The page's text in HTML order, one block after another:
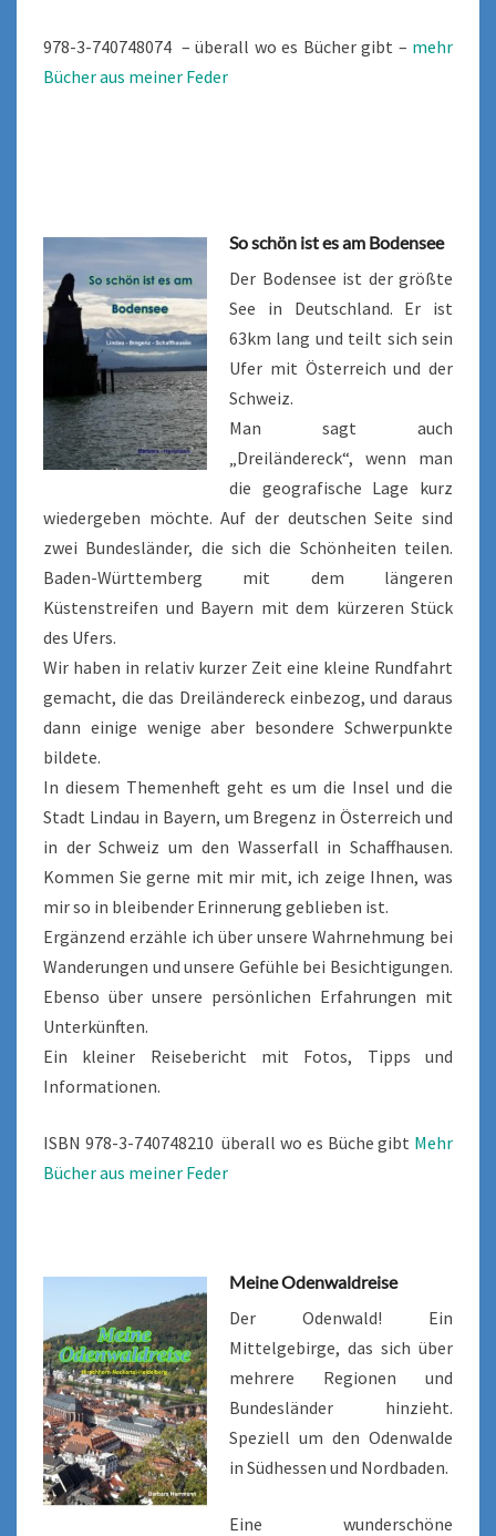
978-3-740748074 – überall wo es Bücher gibt – mehr
Bücher aus meiner Feder
So schön ist es am Bodensee
Der Bodensee ist der größte
See in Deutschland. Er ist
63km lang und teilt sich sein
Ufer mit Österreich und der
Schweiz.
Man sagt auch
„Dreiländereck“, wenn man
die geografische Lage kurz
wiedergeben möchte. Auf der deutschen Seite sind
zwei Bundesländer, die sich die Schönheiten teilen.
Baden-Württemberg mit dem längeren
Küstenstreifen und Bayern mit dem kürzeren Stück
des Ufers.
Wir haben in relativ kurzer Zeit eine kleine Rundfahrt
gemacht, die das Dreiländereck einbezog, und daraus
dann einige wenige aber besondere Schwerpunkte
bildete.
In diesem Themenheft geht es um die Insel und die
Stadt Lindau in Bayern, um Bregenz in Österreich und
in der Schweiz um den Wasserfall in Schaffhausen.
Kommen Sie gerne mit mir mit, ich zeige Ihnen, was
mir so in bleibender Erinnerung geblieben ist.
Ergänzend erzähle ich über unsere Wahrnehmung bei
Wanderungen und unsere Gefühle bei Besichtigungen.
Ebenso über unsere persönlichen Erfahrungen mit
Unterkünften.
Ein kleiner Reisebericht mit Fotos, Tipps und
Informationen.
ISBN 978-3-740748210 überall wo es Büche gibt Mehr
Bücher aus meiner Feder
Meine Odenwaldreise
Der Odenwald! Ein
Mittelgebirge, das sich über
mehrere Regionen und
Bundesländer hinzieht.
Speziell um den Odenwalde
in Südhessen und Nordbaden.
Eine wunderschöne